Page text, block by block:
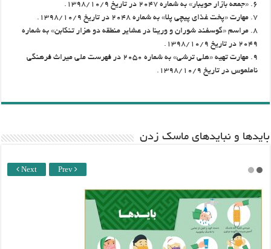
۶. «جمعه بازار حویبار» به شماره ۲۰۴۷ در تاریخ ۱۳۹۸/۱۰/۹.
۷. مهارت «پخت غذای پیچی پلا» به شماره ۲۰۴۸ در تاریخ ۱۳۹۸/۱۰/۹.
۸. مراسم «گوسفند شوران و ورینا در عشایر منطقه دو هزار تنکابن» به شماره
۲۰۴۹ در تاریخ ۱۳۹۸/۱۰/۹.
۹. مهارت تهیه «هلی ترشی» به شماره ۲۰۵۰ در فهرست ملی میراث فرهنگی
ناملموس در تاریخ ۱۳۹۸/۱۰/۹.
باید‌ها و نبایدهای ماسک زدن
Next Prev